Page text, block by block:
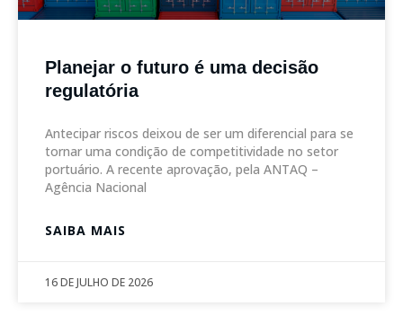
Planejar o futuro é uma decisão
regulatória
Antecipar riscos deixou de ser um diferencial para se
tornar uma condição de competitividade no setor
portuário. A recente aprovação, pela ANTAQ –
Agência Nacional
SAIBA MAIS
16 DE JULHO DE 2026